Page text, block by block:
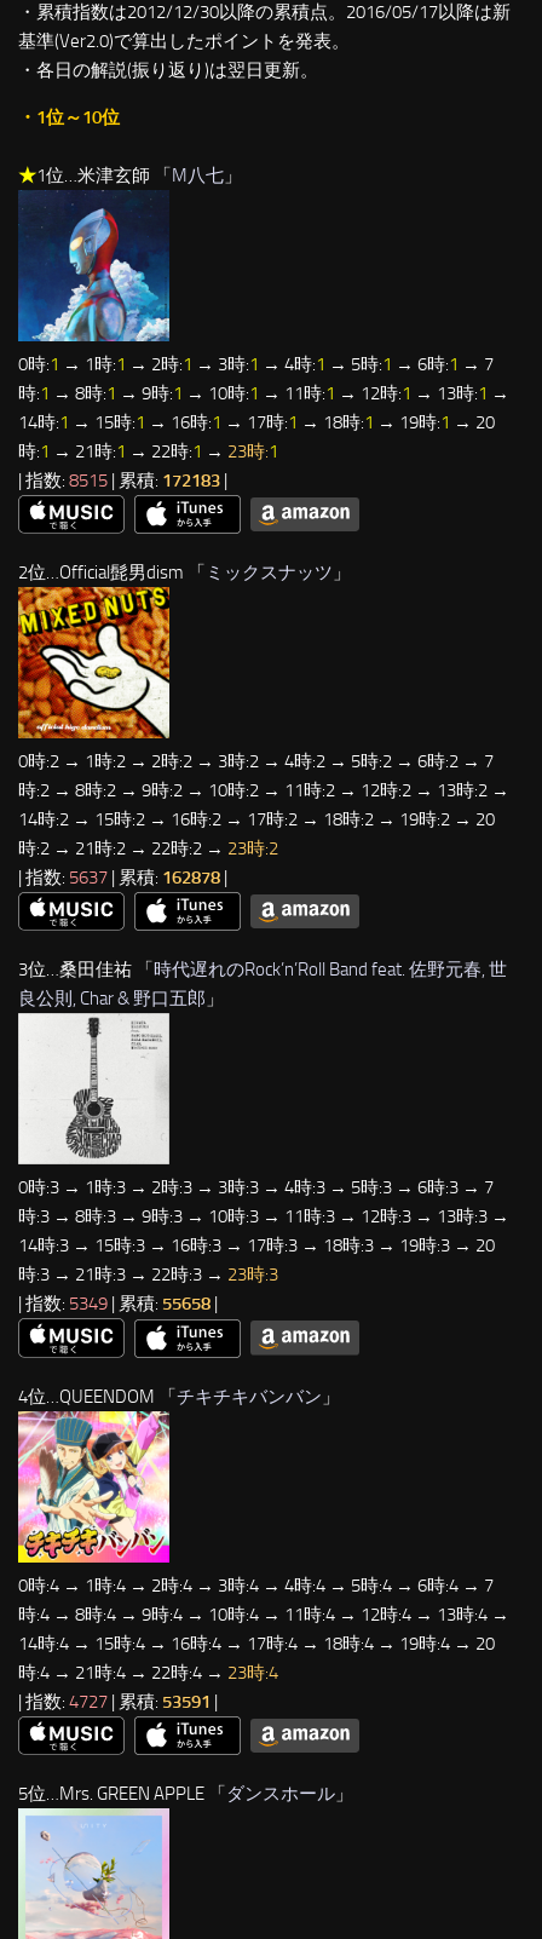
・累積指数は2012/12/30以降の累積点。2016/05/17以降は新
基準(Ver2.0)で算出したポイントを発表。
・各日の解説(振り返り)は翌日更新。
・1位～10位
★1位…米津玄師 「M八七 」
0時:1 → 1時:1 → 2時:1 → 3時:1 → 4時:1 → 5時:1 → 6時:1 → 7
時:1 → 8時:1 → 9時:1 → 10時:1 → 11時:1 → 12時:1 → 13時:1 →
14時:1 → 15時:1 → 16時:1 → 17時:1 → 18時:1 → 19時:1 → 20
時:1 → 21時:1 → 22時:1 → 23時:1
| 指数: 8515 | 累積: 172183 |
2位…Official髭男dism 「 ミックスナッツ 」
0時:2 → 1時:2 → 2時:2 → 3時:2 → 4時:2 → 5時:2 → 6時:2 → 7
時:2 → 8時:2 → 9時:2 → 10時:2 → 11時:2 → 12時:2 → 13時:2 →
14時:2 → 15時:2 → 16時:2 → 17時:2 → 18時:2 → 19時:2 → 20
時:2 → 21時:2 → 22時:2 → 23時:2
| 指数: 5637 | 累積: 162878 |
3位…桑田佳祐 「 時代遅れのRock’n’Roll Band feat. 佐野元春, 世
良公則, Char & 野口五郎 」
0時:3 → 1時:3 → 2時:3 → 3時:3 → 4時:3 → 5時:3 → 6時:3 → 7
時:3 → 8時:3 → 9時:3 → 10時:3 → 11時:3 → 12時:3 → 13時:3 →
14時:3 → 15時:3 → 16時:3 → 17時:3 → 18時:3 → 19時:3 → 20
時:3 → 21時:3 → 22時:3 → 23時:3
| 指数: 5349 | 累積: 55658
4位…QUEENDOM 「チキチキバンバン 」
0時:4 → 1時:4 → 2時:4 → 3時:4 → 4時:4 → 5時:4 → 6時:4 → 7
時:4 → 8時:4 → 9時:4 → 10時:4 → 11時:4 → 12時:4 → 13時:4 →
14時:4 → 15時:4 → 16時:4 → 17時:4 → 18時:4 → 19時:4 → 20
時:4 → 21時:4 → 22時:4 → 23時:4
| 指数: 4727 | 累積: 53591 |
5位…Mrs. GREEN APPLE 「ダンスホール 」